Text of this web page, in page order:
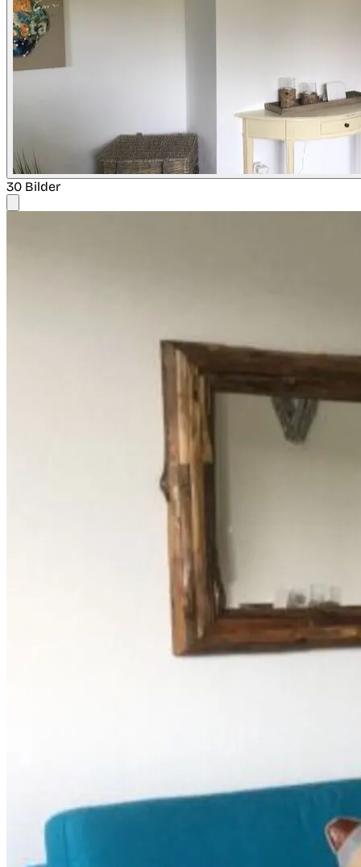
30 Bilder